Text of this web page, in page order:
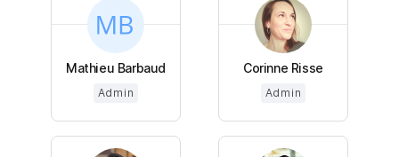
Mathieu Barbaud
Admin
Corinne Risse
Admin